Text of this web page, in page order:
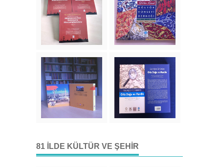
81 İLDE KÜLTÜR VE ŞEHIR